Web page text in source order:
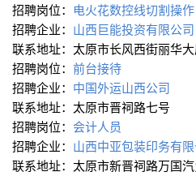
招聘岗位： 电火花数控线切割操作
招聘企业： 山西巨能投资有限公司
联系地址：太原市长风西街丽华
招聘岗位： 前台接待
招聘企业： 中国外运山西公司
联系地址：太原市晋祠路七号
招聘岗位： 会计人员
招聘企业： 山西中亚包装印务有
联系地址：太原市新晋祠路万国